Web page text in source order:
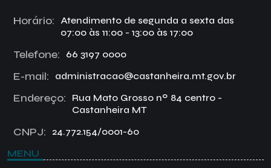
Horário:
Atendimento de segunda a sexta das
07:00 às 11:00 - 13:00 às 17:00
Telefone: 66 3197 0000
E-mail: administracao@castanheira.mt.gov.br
Endereço:
Rua Mato Grosso nº 84 centro -
Castanheira MT
CNPJ: 24.772.154/0001-60
MENU